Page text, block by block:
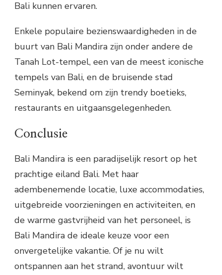
Bali kunnen ervaren.
Enkele populaire bezienswaardigheden in de
buurt van Bali Mandira zijn onder andere de
Tanah Lot-tempel, een van de meest iconische
tempels van Bali, en de bruisende stad
Seminyak, bekend om zijn trendy boetieks,
restaurants en uitgaansgelegenheden.
Conclusie
Bali Mandira is een paradijselijk resort op het
prachtige eiland Bali. Met haar
adembenemende locatie, luxe accommodaties,
uitgebreide voorzieningen en activiteiten, en
de warme gastvrijheid van het personeel, is
Bali Mandira de ideale keuze voor een
onvergetelijke vakantie. Of je nu wilt
ontspannen aan het strand, avontuur wilt